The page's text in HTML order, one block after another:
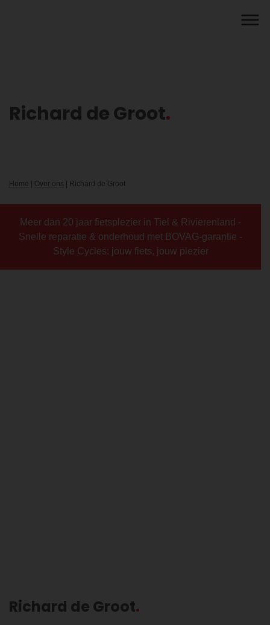
Richard de Groot
Home Over ons Richard de Groot
Meer dan 20 jaar fietsplezier in Tiel & Rivierenland -
Snelle reparatie & onderhoud met BOVAG-garantie -
Style Cycles: jouw fiets, jouw plezier
Richard de Groot